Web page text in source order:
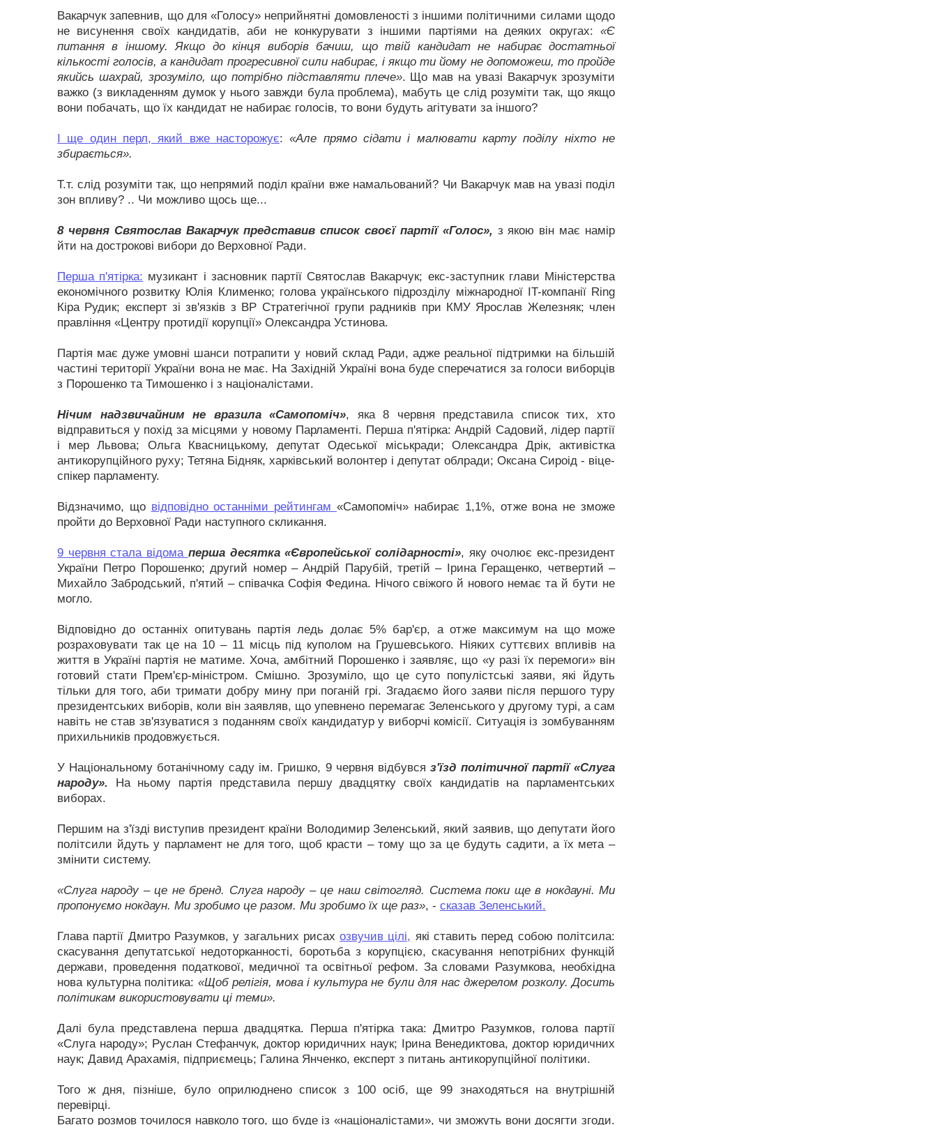
Вакарчук запевнив, що для «Голосу» неприйнятні домовленості з іншими політичними силами щодо
не висунення своїх кандидатів, аби не конкурувати з іншими партіями на деяких округах: «Є
питання в іншому. Якщо до кінця виборів бачиш, що твій кандидат не набирає достатньої
кількості голосів, а кандидат прогресивної сили набирає, і якщо ти йому не допоможеш, то пройде
якийсь шахрай, зрозуміло, що потрібно підставляти плече». Що мав на увазі Вакарчук зрозуміти
важко (з викладенням думок у нього завжди була проблема), мабуть це слід розуміти так, що якщо
вони побачать, що їх кандидат не набирає голосів, то вони будуть агітувати за іншого?
І ще один перл, який вже насторожує: «Але прямо сідати і малювати карту поділу ніхто не
збирається».
Т.т. слід розуміти так, що непрямий поділ країни вже намальований? Чи Вакарчук мав на увазі поділ
зон впливу? .. Чи можливо щось ще...
8 червня Святослав Вакарчук представив список своєї партії «Голос», з якою він має намір
йти на дострокові вибори до Верховної Ради.
Перша п'ятірка: музикант і засновник партії Святослав Вакарчук; екс-заступник глави Міністерства
економічного розвитку Юлія Клименко; голова українського підрозділу міжнародної IT-компанії Ring
Кіра Рудик; експерт зі зв'язків з ВР Стратегічної групи радників при КМУ Ярослав Железняк; член
правління «Центру протидії корупції» Олександра Устинова.
Партія має дуже умовні шанси потрапити у новий склад Ради, адже реальної підтримки на більшій
частині території України вона не має. На Західній Україні вона буде сперечатися за голоси виборців
з Порошенко та Тимошенко і з націоналістами.
Нічим надзвичайним не вразила «Самопоміч», яка 8 червня представила список тих, хто
відправиться у похід за місцями у новому Парламенті. Перша п'ятірка: Андрій Садовий, лідер партії
і мер Львова; Ольга Квасницькому, депутат Одеської міськради; Олександра Дрік, активістка
антикорупційного руху; Тетяна Бідняк, харківський волонтер і депутат облради; Оксана Сироід - віце-
спікер парламенту.
Відзначимо, що відповідно останніми рейтингам«Самопоміч» набирає 1,1%, отже вона не зможе
пройти до Верховної Ради наступного скликання.
9 червня стала відома перша десятка «Європейської солідарності», яку очолює екс-президент
України Петро Порошенко; другий номер – Андрій Парубій, третій – Ірина Геращенко, четвертий –
Михайло Забродський, п'ятий – співачка Софія Федина. Нічого свіжого й нового немає та й бути не
могло.
Відповідно до останніх опитувань партія ледь долає 5% бар'єр, а отже максимум на що може
розраховувати так це на 10 – 11 місць під куполом на Грушевського. Ніяких суттєвих впливів на
життя в Україні партія не матиме. Хоча, амбітний Порошенко і заявляє, що «у разі їх перемоги» він
готовий стати Прем'єр-міністром. Смішно. Зрозуміло, що це суто популістські заяви, які йдуть
тільки для того, аби тримати добру мину при поганій грі. Згадаємо його заяви після першого туру
президентських виборів, коли він заявляв, що упевнено перемагає Зеленського у другому турі, а сам
навіть не став зв'язуватися з поданням своїх кандидатур у виборчі комісії. Ситуація із зомбуванням
прихильників продовжується.
У Національному ботанічному саду ім. Гришко, 9 червня відбувся з'їзд політичної партії «Слуга
народу». На ньому партія представила першу двадцятку своїх кандидатів на парламентських
виборах.
Першим на з'їзді виступив президент країни Володимир Зеленський, який заявив, що депутати його
політсили йдуть у парламент не для того, щоб красти – тому що за це будуть садити, а їх мета –
змінити систему.
«Слуга народу – це не бренд. Слуга народу – це наш світогляд. Система поки ще в нокдауні. Ми
пропонуємо нокдаун. Ми зробимо це разом. Ми зробимо їх ще раз», - сказав Зеленський.
Глава партії Дмитро Разумков, у загальних рисахозвучив цілі, які ставить перед собою політсила:
скасування депутатської недоторканності, боротьба з корупцією, скасування непотрібних функцій
держави, проведення податкової, медичної та освітньої рефом. За словами Разумкова, необхідна
нова культурна політика: «Щоб релігія, мова і культура не були для нас джерелом розколу. Досить
політикам використовувати ці теми».
Далі була представлена перша двадцятка. Перша п'ятірка така: Дмитро Разумков, голова партії
«Слуга народу»; Руслан Стефанчук, доктор юридичних наук; Ірина Венедиктова, доктор юридичних
наук; Давид Арахамія, підприємець; Галина Янченко, експерт з питань антикорупційної політики.
Того ж дня, пізніше, було оприлюднено список з 100 осіб, ще 99 знаходяться на внутрішній
перевірці.
Багато розмов точилося навколо того, що буде із «націоналістами», чи зможуть вони досягти згоди.